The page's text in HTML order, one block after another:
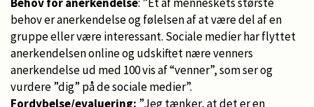
behov er anerkendelse og følelsen af at være del af en
gruppe eller være interessant. Sociale medier har flyttet
anerkendelsen online og udskiftet nære venners
anerkendelse ud med 100 vis af “venner”, som ser og
vurdere ”dig” på de sociale medier”.
Fordybelse/evaluering: ”Jeg tænker, at det er en